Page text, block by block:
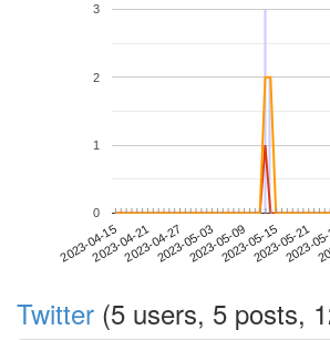
2023-04-152023-04-212023-04-272023-05-032023-05-092023-05-152023-05-21
2023-
0
1
2
3
Twitter (5 users, 5 posts,